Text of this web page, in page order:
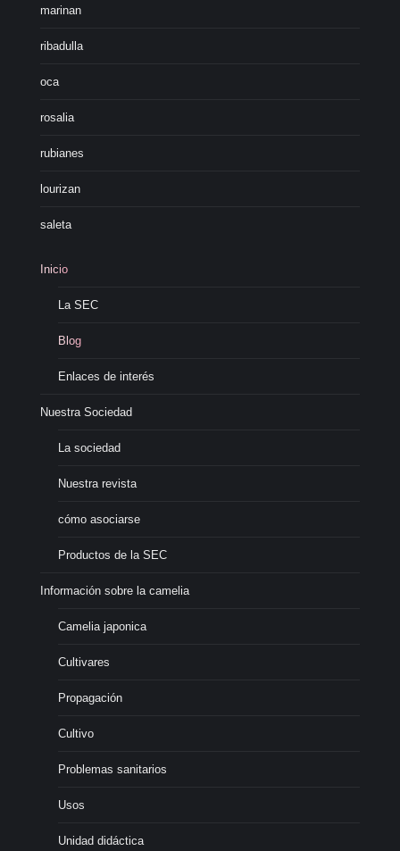
marinan
ribadulla
oca
rosalia
rubianes
lourizan
saleta
Inicio
La SEC
Blog
Enlaces de interés
Nuestra Sociedad
La sociedad
Nuestra revista
cómo asociarse
Productos de la SEC
Información sobre la camelia
Camelia japonica
Cultivares
Propagación
Cultivo
Problemas sanitarios
Usos
Unidad didáctica